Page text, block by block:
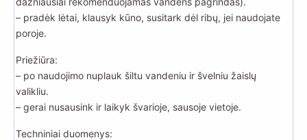
– pradėk lėtai, klausyk kūno, susitark dėl ribų, jei naudojate
poroje.
Priežiūra:
– po naudojimo nuplauk šiltu vandeniu ir švelniu žaislų
valikliu.
– gerai nusausink ir laikyk švarioje, sausoje vietoje.
Techniniai duomenys: